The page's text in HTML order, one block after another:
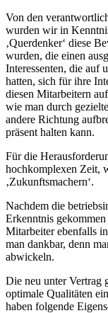
Von den
wurden wir in
‚Querdenker‘ diese
wurden, die einen
Interessenten, die auf
hatten, sich für ihre
diesen Mitarbeitern
wie man durch
andere Richtung
präsent halten kann.
Für die
hochkomplexen Zeit,
‚Zukunftsmachern‘.
Nachdem die
Erkenntnis gekommen
Mitarbeiter ebenfalls
man dankbar, denn
abwickeln.
Die neu unter Vertrag
optimale Qualitäten
haben folgende